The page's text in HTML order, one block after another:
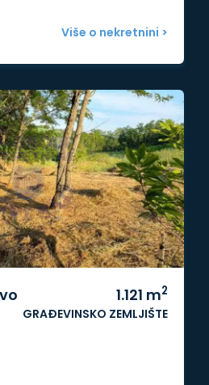
Više o nekretnini >
1.121 m2
GRAĐEVINSKO ZEMLJIŠTE